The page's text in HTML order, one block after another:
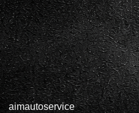
aimautoservice